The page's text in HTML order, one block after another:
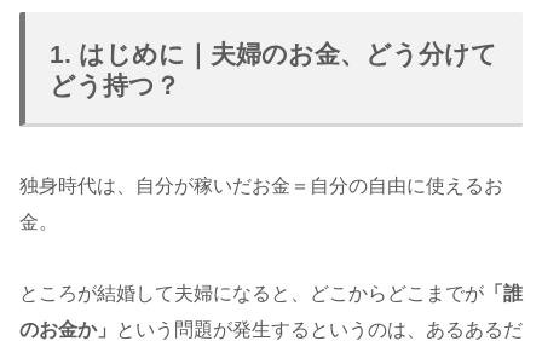
1. はじめに｜夫婦のお金、どう分けて
どう持つ？
独身時代は、自分が稼いだお金＝自分の自由に使えるお
金。
ところが結婚して夫婦になると、どこからどこまでが 「誰
のお金か」
という問題が発生するというのは、あるあるだ